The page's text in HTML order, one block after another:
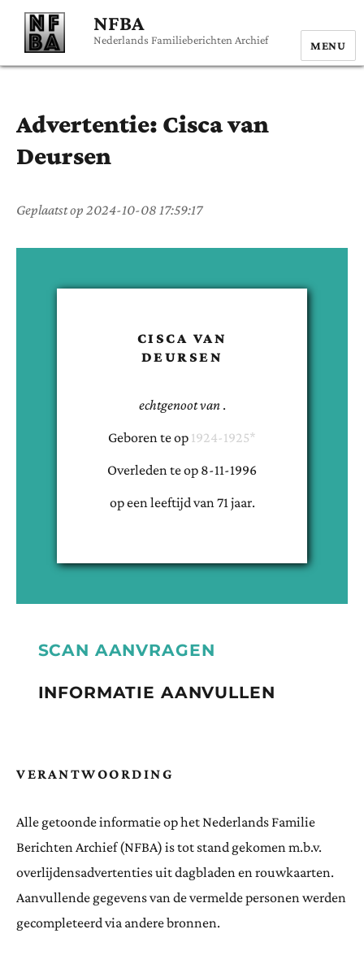
NFBA
Nederlands Familieberichten Archief MENU
Advertentie: Ciscavan
Deursen
Geplaatst op 2024-10-08 17:59:17
CISCA VAN
DEURSEN
echtgenoot van .
Geboren teop 1924-1925*
Overleden teop 8-11-1996
op een leeftijd van 71 jaar.
SCAN AANVRAGEN
INFORMATIE AANVULLEN
VERANTWOORDING
Alle getoonde informatie op het Nederlands Familie
Berichten Archief (NFBA) is tot stand gekomen m.b.v.
overlijdensadvertenties uit dagbladen en rouwkaarten.
Aanvullende gegevens van de vermelde personen werden
gecompleteerd via andere bronnen.